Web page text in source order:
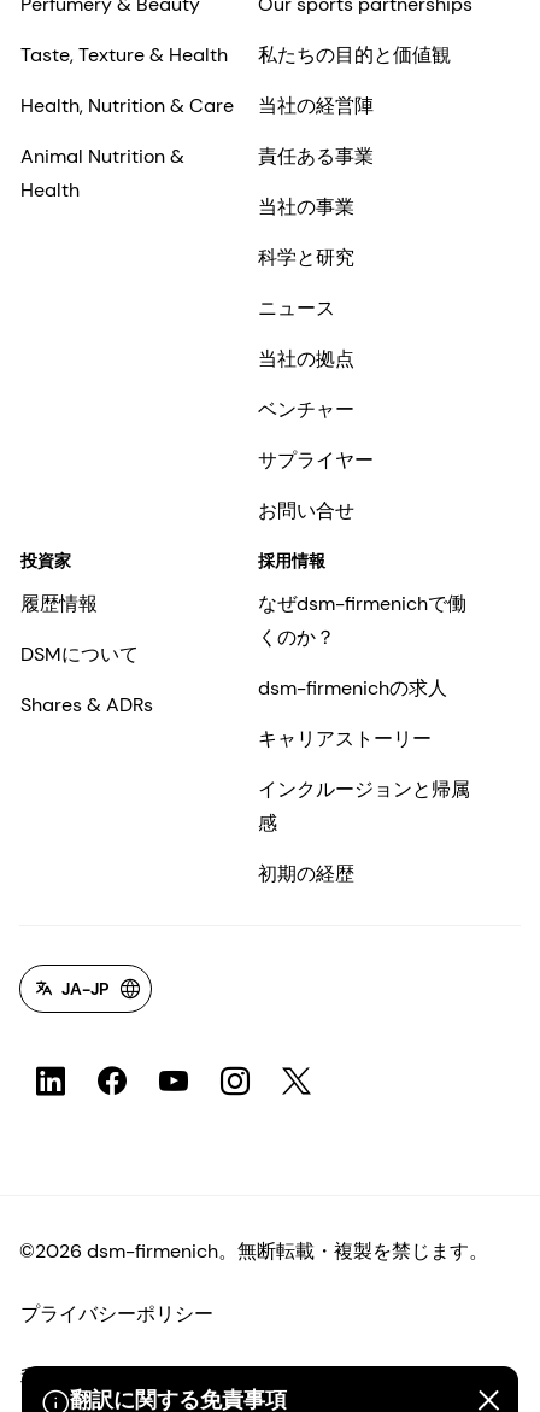
翻訳に関する免責事項
Taste, Texture & Health
Health, Nutrition & Care
Animal Nutrition &
Health
私たちの目的と価値観
当社の経営陣
責任ある事業
当社の事業
科学と研究
ニュース
当社の拠点
ベンチャー
サプライヤー
お問い合せ
投資家
履歴情報
DSMについて
Shares & ADRs
採用情報
なぜdsm-firmenichで働
くのか？
dsm-firmenichの求人
キャリアストーリー
インクルージョンと帰属
感
初期の経歴
JA-JP
©2026 dsm-firmenich。無断転載・複製を禁じます。
プライバシーポリシー
利用規約